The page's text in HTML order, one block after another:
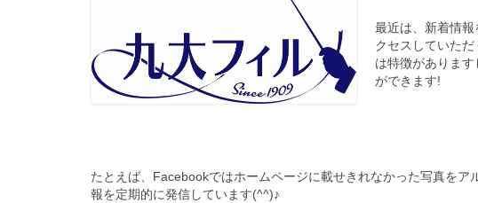
最近は、新着情
クセスしていた
は特徴がありま
ができます!
たとえば、Facebookではホームページに載せきれなかった写真を
報を定期的に発信しています(^^)♪